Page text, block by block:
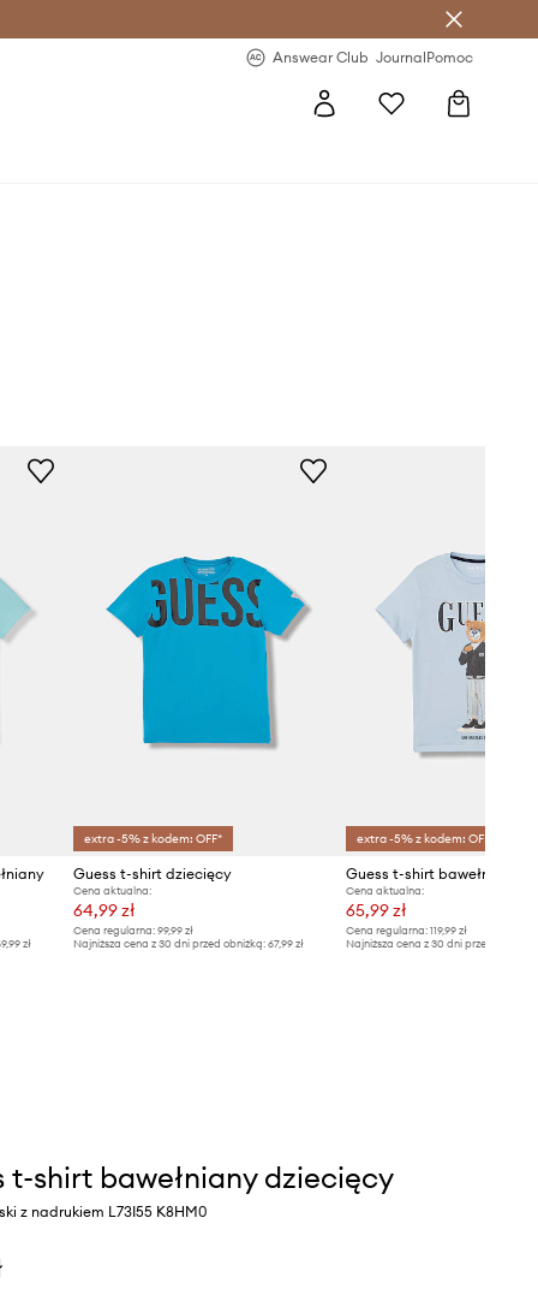
Answear Club JournalPomoc
zł
extra -5% z kodem: OFF*
Guess t-shirt dziecięcy
Cena aktualna:
64,99 zł
Cena regularna:99,99 zł
Najniższa cena z 30 dni przed obniżką:67,99 zł
extra -5% z kodem: OFF*
Guess t-shirt bawełniany
Cena aktualna:
65,99 zł
Cena regularna: 119,99 zł
Najniższa cena z 30 dni przed obniżką:
t-shirt bawełniany dziecięcy
z nadrukiem L73I55 K8HM0